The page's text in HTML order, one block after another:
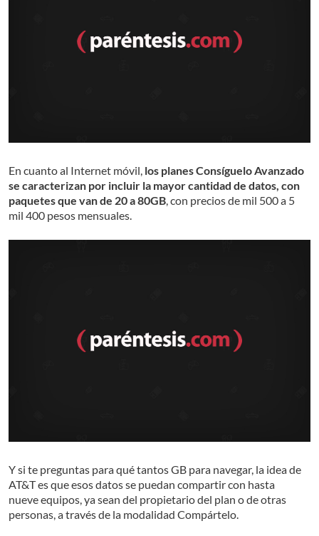
En cuanto al Internet móvil, los planes Consíguelo Avanzado
se caracterizan por incluir la mayor cantidad de datos, con
paquetes que van de 20 a 80GB, con precios de mil 500 a 5
mil 400 pesos mensuales.
Y si te preguntas para qué tantos GB para navegar, la idea de
AT&T es que esos datos se puedan compartir con hasta
nueve equipos, ya sean del propietario del plan o de otras
personas, a través de la modalidad Compártelo.